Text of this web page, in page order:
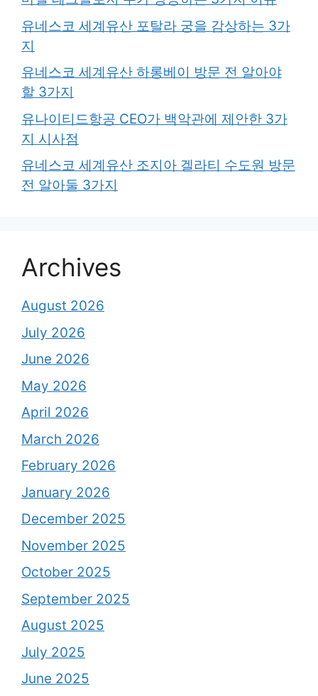
유네스코 세계유산 포탈라 궁을 감상하는 3가
지
유네스코 세계유산 하롱베이 방문 전 알아야
할 3가지
유나이티드항공 CEO가 백악관에 제안한 3가
지 시사점
유네스코 세계유산 조지아 겔라티 수도원 방문
전 알아둘 3가지
Archives
August 2026
July 2026
June 2026
May 2026
April 2026
March 2026
February 2026
January 2026
December 2025
November 2025
October 2025
September 2025
August 2025
July 2025
June 2025